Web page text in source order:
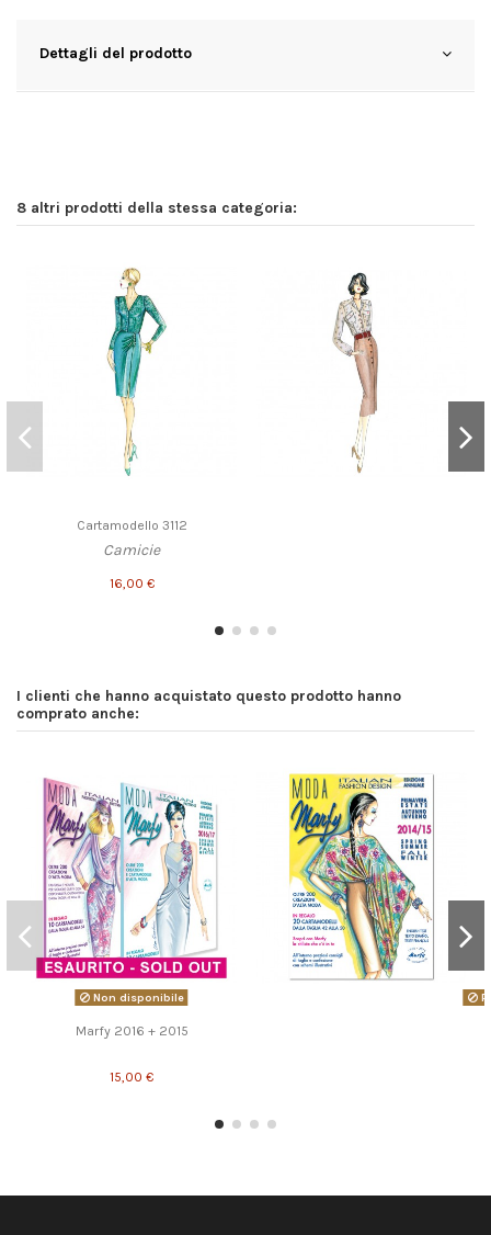
Dettagli del prodotto
8 altri prodotti della stessa categoria:
Cartamodello 3112
Camicie
16,00 €
I clienti che hanno acquistato questo prodotto hanno
comprato anche:
Non disponibile
Marfy 2016 + 2015
15,00 €